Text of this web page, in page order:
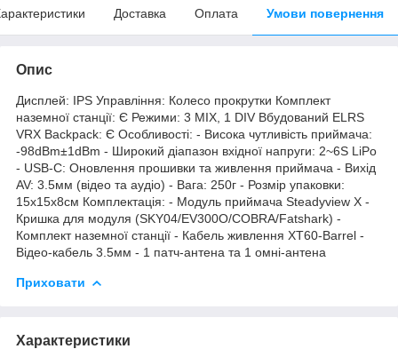
Доставка Оплата Умови повернення
Опис
Дисплей: IPS Управління: Колесо прокрутки Комплект
наземної станції: Є Режими: 3 MIX, 1 DIV Вбудований ELRS
VRX Backpack: Є Особливості: - Висока чутливість приймача:
-98dBm±1dBm - Широкий діапазон вхідної напруги: 2~6S LiPo
- USB-C: Оновлення прошивки та живлення приймача - Вихід
AV: 3.5мм (відео та аудіо) - Вага: 250г - Розмір упаковки:
15x15x8см Комплектація: - Модуль приймача Steadyview X -
Кришка для модуля (SKY04/EV300O/COBRA/Fatshark) -
Комплект наземної станції - Кабель живлення XT60-Barrel -
Відео-кабель 3.5мм - 1 патч-антена та 1 омні-антена
Приховати
Характеристики